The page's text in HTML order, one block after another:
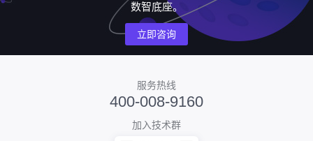
数智底座。
立即咨询
服务热线
400-008-9160
加入技术群